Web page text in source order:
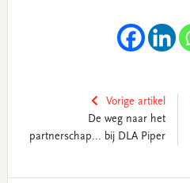
Vorige artikel
De weg naar het
partnerschap... bij DLA Piper